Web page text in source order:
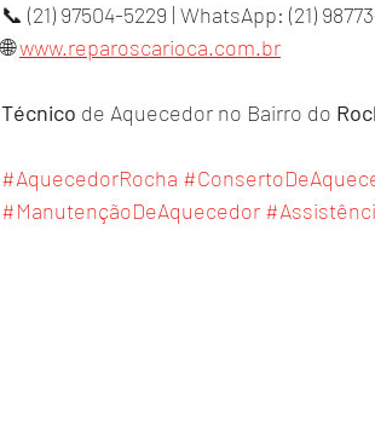
📞 (21) 97504-5229 | WhatsApp: (21)
🌐 www.reparoscarioca.com.br
Técnico de Aquecedor no Bairro do
#AquecedorRocha
#ManutençãoDeAquecedor